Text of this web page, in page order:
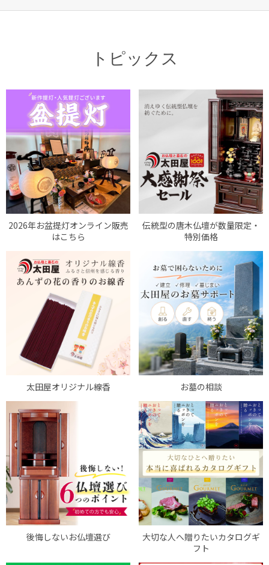
トピックス
2026年お盆提灯オンライン販売
はこちら
伝統型の唐木仏壇が数量限定・
特別価格
太田屋オリジナル線香 お墓の相談
後悔しないお仏壇選び
大切な人へ贈りたいカタログギ
フト